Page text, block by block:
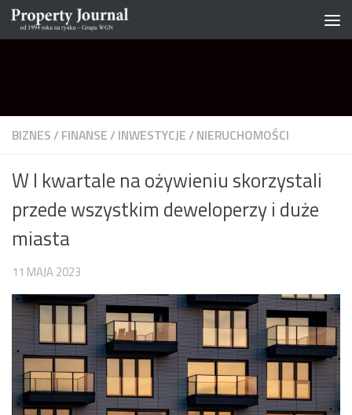
Skip to content
BIZNES/FINANSE/INWESTYCJE/NIERUCHOMOŚCI
W I kwartale na ożywieniu skorzystali
przede wszystkim deweloperzy i duże
miasta
11 MAJA 2023